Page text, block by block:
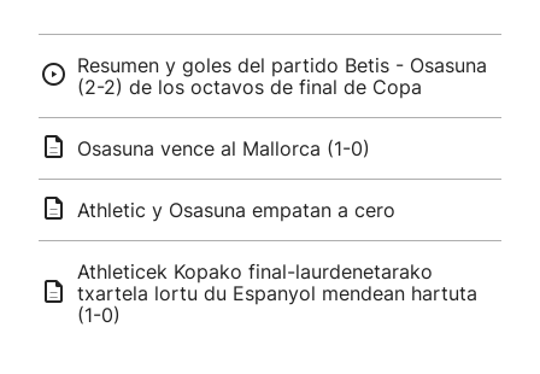
Resumen y goles del partido Betis - Osasuna
(2-2) de los octavos de final de Copa
Osasuna vence al Mallorca (1-0)
Athletic y Osasuna empatan a cero
Athleticek Kopako final-laurdenetarako
txartela lortu du Espanyol mendean hartuta
(1-0)